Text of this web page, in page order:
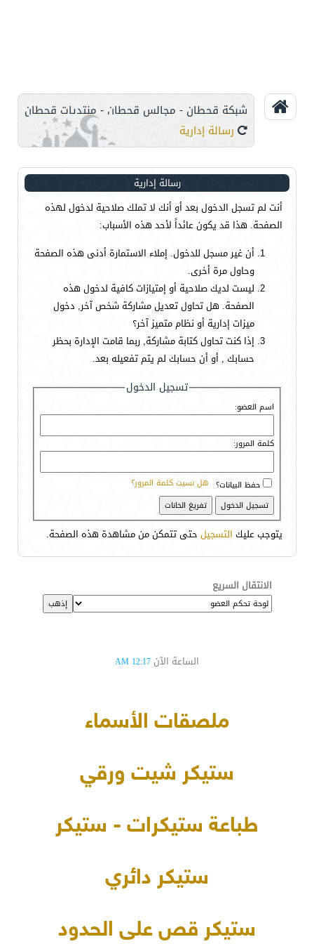
شبكة قحطان - مجالس قحطان - منتديات قحطان
رسالة إدارية
رسالة إدارية
أنت لم تسجل الدخول بعد أو أنك لا تملك صلاحية لدخول لهذه
الصفحة. هذا قد يكون عائداً لأحد هذه الأسباب:
أن غير مسجل للدخول. إملاء الاستمارة أدنى هذه الصفحة
وحاول مرة أخرى.
ليست لديك صلاحية أو إمتيازات كافية لدخول هذه
الصفحة. هل تحاول تعديل مشاركة شخص آخر, دخول
ميزات إدارية أو نظام متميز آخر؟
إذا كنت تحاول كتابة مشاركة, ربما قامت الإدارة بحظر
حسابك , أو أن حسابك لم يتم تفعيله بعد.
تسجيل الدخول
اسم العضو:
كلمة المرور:
هل نسيت كلمة المرور؟ حفظ البيانات؟
يتوجب عليك التسجيل حتى تتمكن من مشاهدة هذه الصفحة.
الانتقال السريع
الساعة الآن 12:17 AM
ملصقات الأسماء
ستيكر شيت ورقي
طباعة ستيكرات - ستيكر
ستيكر دائري
ستيكر قص على الحدود